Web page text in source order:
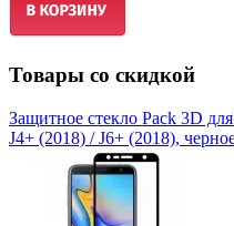
Товары со скидкой
Защитное стекло Pack 3D
J4+ (2018) / J6+ (2018),